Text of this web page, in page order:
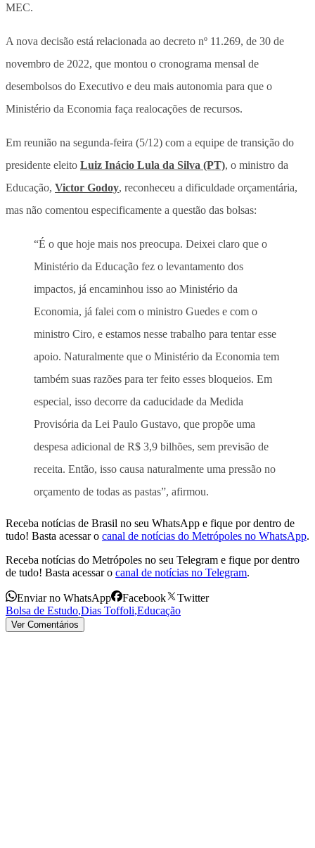
MEC.
A nova decisão está relacionada ao decreto nº 11.269, de 30 de
novembro de 2022, que montou o cronograma mensal de
desembolsos do Executivo e deu mais autonomia para que o
Ministério da Economia faça realocações de recursos.
Em reunião na segunda-feira (5/12) com a equipe de transição do
presidente eleito Luiz Inácio Lula da Silva (PT), o ministro da
Educação, Victor Godoy, reconheceu a dificuldade orçamentária,
mas não comentou especificamente a questão das bolsas:
“É o que hoje mais nos preocupa. Deixei claro que o
Ministério da Educação fez o levantamento dos
impactos, já encaminhou isso ao Ministério da
Economia, já falei com o ministro Guedes e com o
ministro Ciro, e estamos nesse trabalho para tentar esse
apoio. Naturalmente que o Ministério da Economia tem
também suas razões para ter feito esses bloqueios. Em
especial, isso decorre da caducidade da Medida
Provisória da Lei Paulo Gustavo, que propõe uma
despesa adicional de R$ 3,9 bilhões, sem previsão de
receita. Então, isso causa naturalmente uma pressão no
orçamento de todas as pastas”, afirmou.
Receba notícias de Brasil no seu WhatsApp e fique por dentro de
tudo! Basta acessar o canal de notícias do Metrópoles no WhatsApp.
Receba notícias do Metrópoles no seu Telegram e fique por dentro
de tudo! Basta acessar o canal de notícias no Telegram.
Enviar no WhatsApp Facebook
Twitter
Bolsa de Estudo,Dias Toffoli,Educação
Ver Comentários